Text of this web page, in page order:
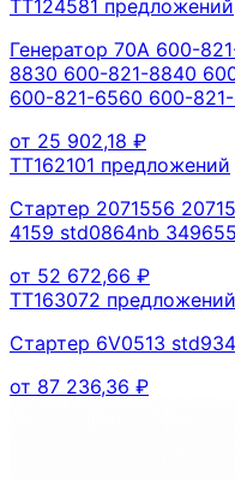
TT124581 предложений
Генератор 70А 600-
8830 600-821-8840
600-821-6560 600-
от 25 902,18 ₽
TT162101 предложений
Стартер 2071556
4159 std0864nb
от 52 672,66 ₽
TT163072 предложений
Стартер 6V0513
от 87 236,36 ₽